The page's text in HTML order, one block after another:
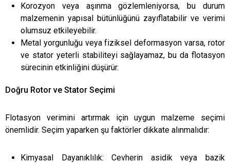
Korozyon veya aşınma gözlemleniyorsa, bu durum
malzemenin yapısal bütünlüğünü zayıflatabilir ve verimi
olumsuz etkileyebilir.
Metal yorgunluğu veya fiziksel deformasyon varsa, rotor
ve stator yeterli stabiliteyi sağlayamaz, bu da flotasyon
sürecinin etkinliğini düşürür.
Doğru Rotor ve Stator Seçimi
Flotasyon verimini artırmak için uygun malzeme seçimi
önemlidir. Seçim yaparken şu faktörler dikkate alınmalıdır:
Kimyasal Dayanıklılık: Cevherin asidik veya bazik